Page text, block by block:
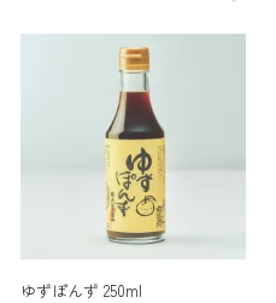
ゆずぽんず 250ml